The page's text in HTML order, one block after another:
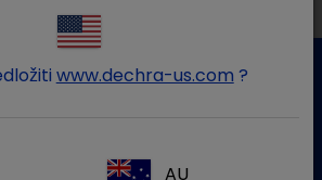
kontaktirajte našu Službu za
www.dechra-us.com ?
AU